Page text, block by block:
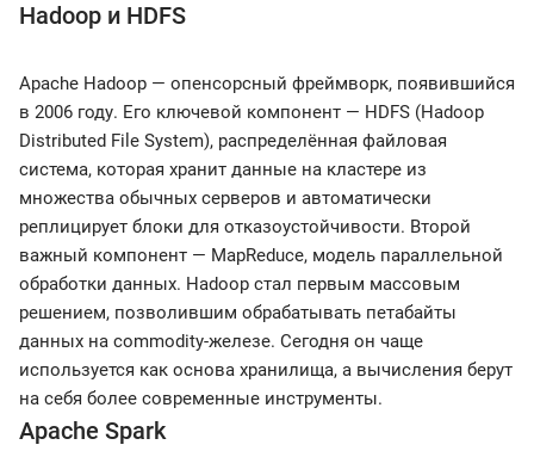
Hadoop и HDFS
Apache Hadoop — опенсорсный фреймворк, появившийся
в 2006 году. Его ключевой компонент — HDFS (Hadoop
Distributed File System), распределённая файловая
система, которая хранит данные на кластере из
множества обычных серверов и автоматически
реплицирует блоки для отказоустойчивости. Второй
важный компонент — MapReduce, модель параллельной
обработки данных. Hadoop стал первым массовым
решением, позволившим обрабатывать петабайты
данных на commodity-железе. Сегодня он чаще
используется как основа хранилища, а вычисления берут
на себя более современные инструменты.
Apache Spark